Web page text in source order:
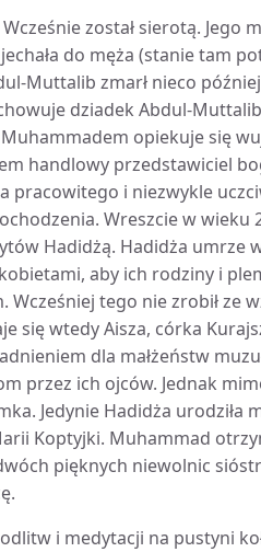
został sierotą. Jego
do męża (stanie tam
Muttalib zmarł nieco
dziadek Abdul-
opiekuje się
handlowy przedstawiciel
pracowitego i niezwykle
Wreszcie w wieku
Hadidżą. Hadidża umrze
aby ich rodziny i
tego nie zrobił ze
się wtedy Aisza, córka
dla małżeństw
przez ich ojców. Jednak
Jedynie Hadidża urodziła
Koptyjki. Muhammad
pięknych niewolnic
i medytacji na pustyni